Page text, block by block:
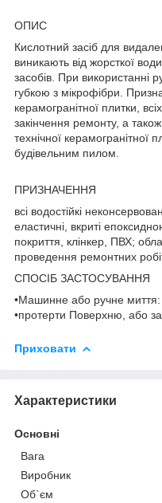
ОПИС
Кислотний засіб для
виникають від жорсткої
засобів. При використанні
губкою з мікрофібри.
керамогранітної плитки,
закінчення ремонту, а
технічної керамогранітної
будівельним пилом.
ПРИЗНАЧЕННЯ
всі водостійкі
еластичні, вкриті
покриття, клінкер, ПВХ;
проведення ремонтних
СПОСІБ ЗАСТОСУВАННЯ
•Машинне або ручне
•протерти Поверхню, або
Приховати
Характеристики
Основні
Вага
Виробник
Об`єм